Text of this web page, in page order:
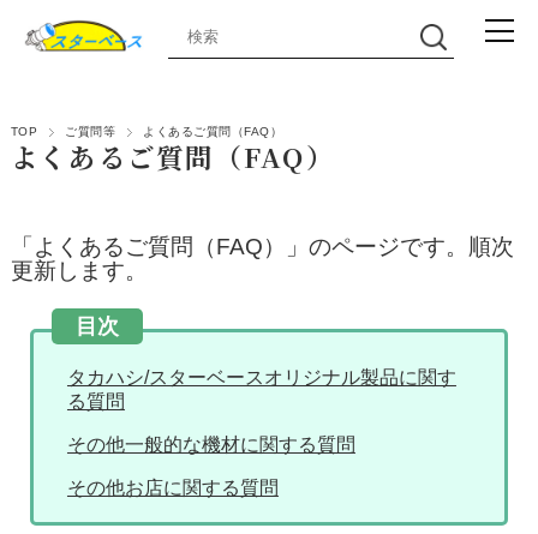
TOP ご質問等 よくあるご質問（FAQ）
よくあるご質問（FAQ）
「よくあるご質問（FAQ）」のページです。順次
更新します。
タカハシ/スターベースオリジナル製品に関す
る質問
その他一般的な機材に関する質問
その他お店に関する質問